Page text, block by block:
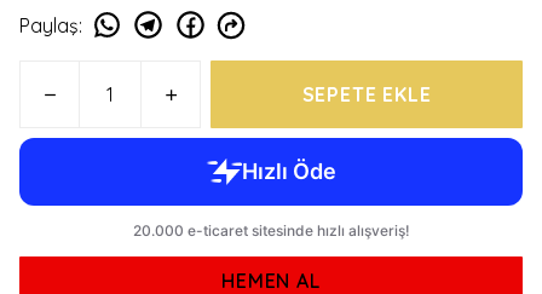
Paylaş:
SEPETE EKLE
HEMEN AL